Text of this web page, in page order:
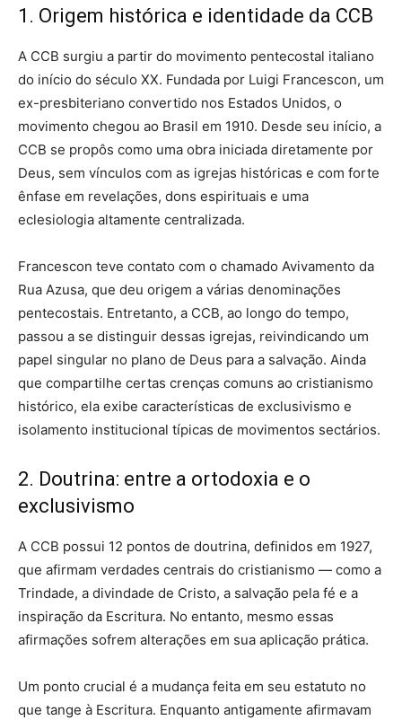
1. Origem histórica e identidade da CCB
A CCB surgiu a partir do movimento pentecostal italiano
do início do século XX. Fundada por Luigi Francescon, um
ex-presbiteriano convertido nos Estados Unidos, o
movimento chegou ao Brasil em 1910. Desde seu início, a
CCB se propôs como uma obra iniciada diretamente por
Deus, sem vínculos com as igrejas históricas e com forte
ênfase em revelações, dons espirituais e uma
eclesiologia altamente centralizada.
Francescon teve contato com o chamado Avivamento da
Rua Azusa, que deu origem a várias denominações
pentecostais. Entretanto, a CCB, ao longo do tempo,
passou a se distinguir dessas igrejas, reivindicando um
papel singular no plano de Deus para a salvação. Ainda
que compartilhe certas crenças comuns ao cristianismo
histórico, ela exibe características de exclusivismo e
isolamento institucional típicas de movimentos sectários.
2. Doutrina: entre a ortodoxia e o
exclusivismo
A CCB possui 12 pontos de doutrina, definidos em 1927,
que afirmam verdades centrais do cristianismo — como a
Trindade, a divindade de Cristo, a salvação pela fé e a
inspiração da Escritura. No entanto, mesmo essas
afirmações sofrem alterações em sua aplicação prática.
Um ponto crucial é a mudança feita em seu estatuto no
que tange à Escritura. Enquanto antigamente afirmavam